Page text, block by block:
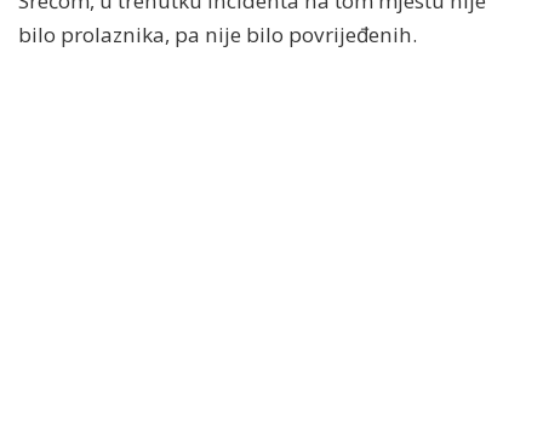
bilo prolaznika, pa nije bilo povrijeđenih.